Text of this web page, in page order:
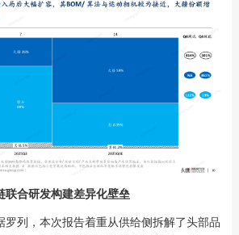
联合研发构建差异化壁垒
罗列，本次报告着重从供给侧拆解了头部品